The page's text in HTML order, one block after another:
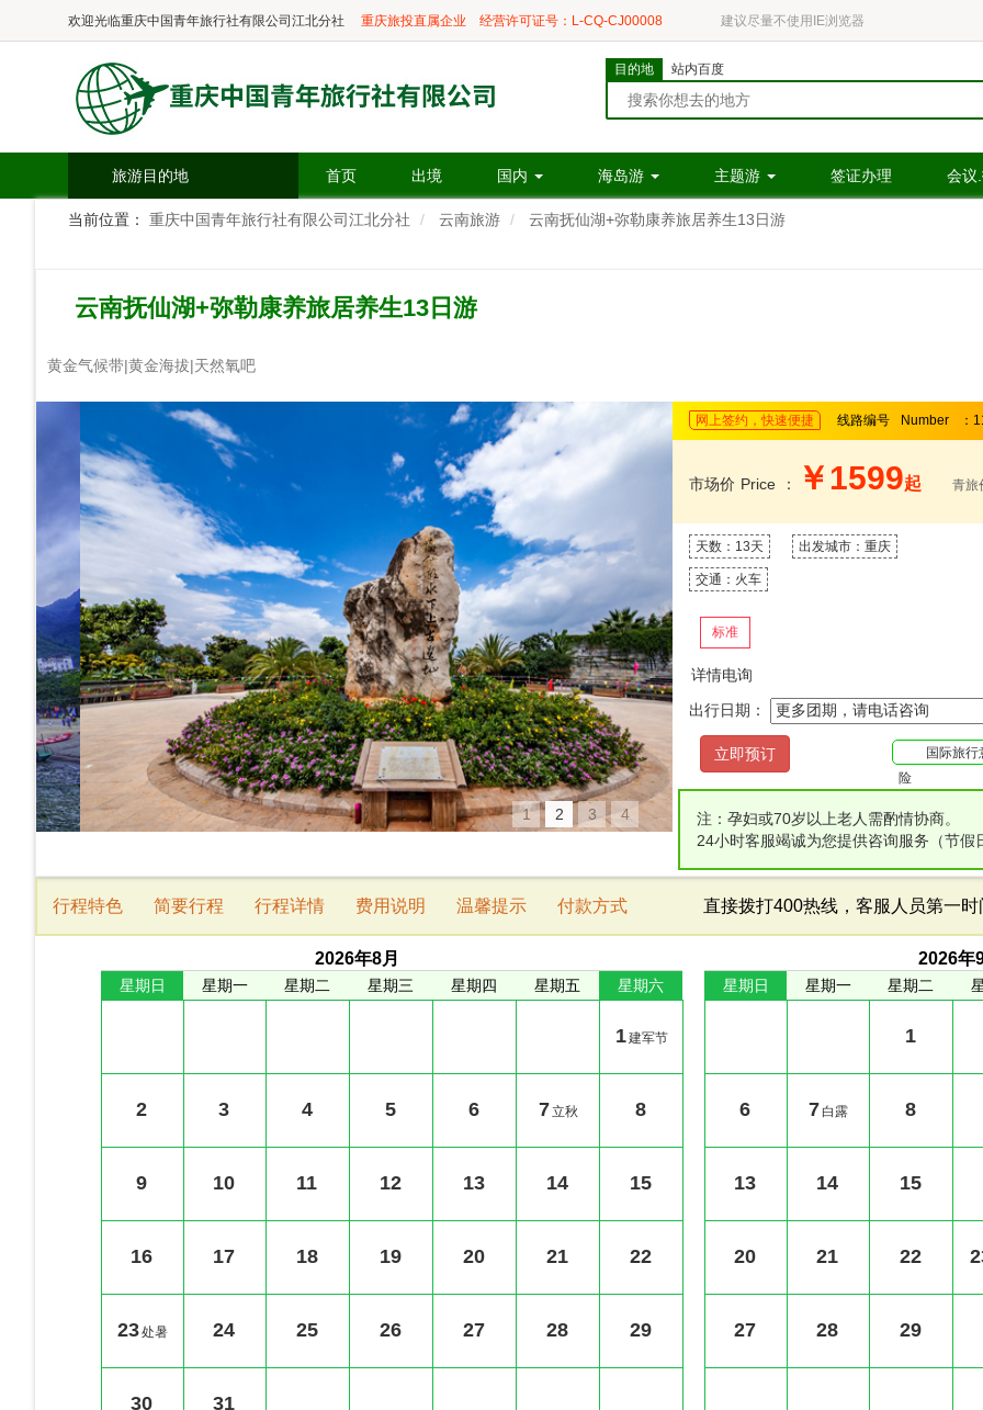
欢迎光临重庆中国青年旅行社有限公司江北分社 重庆旅投直属企业 经营许可证号：L-CQ-CJ00008 建议尽量不使用IE浏览器
目的地 站内百度
旅游目的地 首页 出境 国内 海岛游 主题游 签证办理 会议
当前位置： 重庆中国青年旅行社有限公司江北分社 云南旅游 云南抚仙湖+弥勒康养旅居养生13日游
云南抚仙湖+弥勒康养旅居养生13日游
黄金气候带|黄金海拔|天然氧吧
1 2 3 4
网上签约，快速便捷 线路编号 Number ：
市场价 Price ： ￥1599起 青旅
天数：13天 出发城市：重庆
交通：火车
标准
详情电询
出行日期：
国际旅行
险
注：孕妇或70岁以上老人需酌情协商。
24小时客服竭诚为您提供咨询服务（节
行程特色 简要行程 行程详情 费用说明 温馨提示 付款方式 直接拨打400热线，客服人员第一时
2026年8月
星期日 星期一 星期二 星期三 星期四 星期五 星期六
1建军节
2 3 4 5 6 7立秋 8
9 10 11 12 13 14 15
16 17 18 19 20 21 22
23处暑 24 25 26 27 28 29
30 31
2026年
星期日 星期一 星期二
1
6 7 白露 8
13 14 15
20 21 22
27 28 29